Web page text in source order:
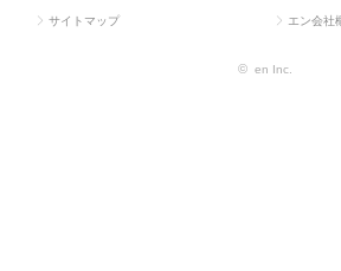
サイトマップ エン会社
© en Inc.